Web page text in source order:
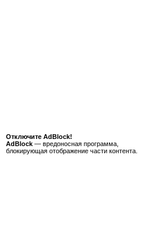
Отключите AdBlock!
AdBlock — вредоносная программа,
блокирующая отображение части контента.